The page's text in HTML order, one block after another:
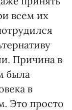
всем их
Причина в
была
в
Это просто